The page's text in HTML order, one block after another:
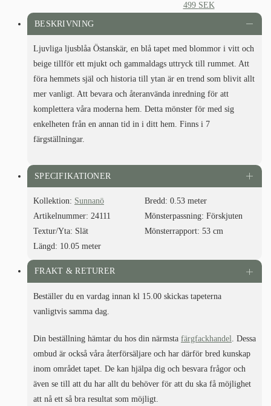
499 SEK
BESKRIVNING
Ljuvliga ljusblåa Östanskär, en blå tapet med blommor i vitt och
beige tillför ett mjukt och gammaldags uttryck till rummet. Att
föra hemmets själ och historia till ytan är en trend som blivit allt
mer vanligt. Att bevara och återanvända inredning för att
komplettera våra moderna hem. Detta mönster för med sig
enkelheten från en annan tid in i ditt hem. Finns i 7
färgställningar.
SPECIFIKATIONER
Kollektion: Sunnanö Bredd: 0.53 meter
Artikelnummer: 24111 Mönsterpassning: Förskjuten
Textur/Yta: Slät Mönsterrapport: 53 cm
Längd: 10.05 meter
FRAKT & RETURER
Beställer du en vardag innan kl 15.00 skickas tapeterna
vanligtvis samma dag.
Din beställning hämtar du hos din närmsta färgfackhandel . Dessa
ombud är också våra återförsäljare och har därför bred kunskap
inom området tapet. De kan hjälpa dig och besvara frågor och
även se till att du har allt du behöver för att du ska få möjlighet
att nå ett så bra resultat som möjligt.